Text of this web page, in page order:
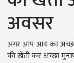
अवसर
अगर आप आय का
की खेती कर अच्छा